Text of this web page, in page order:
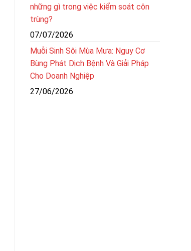
những gì trong việc kiểm soát côn
trùng?
07/07/2026
Muỗi Sinh Sôi Mùa Mưa: Nguy Cơ
Bùng Phát Dịch Bệnh Và Giải Pháp
Cho Doanh Nghiệp
27/06/2026